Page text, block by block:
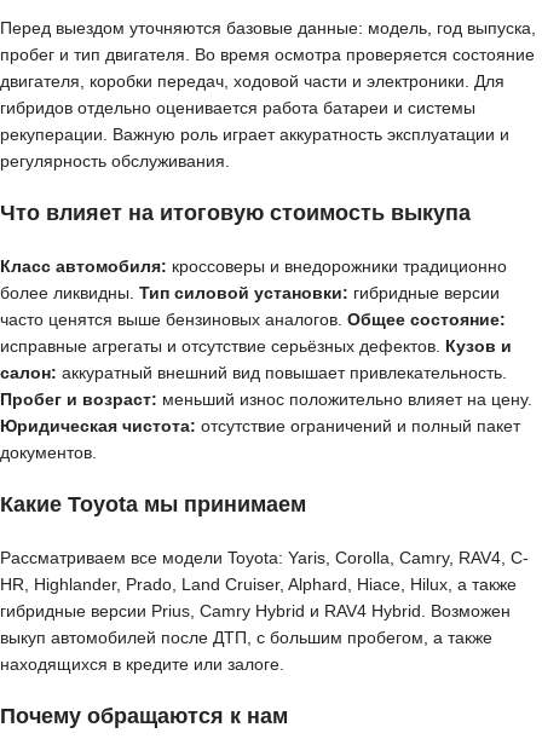
Перед выездом уточняются базовые данные: модель, год выпуска,
пробег и тип двигателя. Во время осмотра проверяется состояние
двигателя, коробки передач, ходовой части и электроники. Для
гибридов отдельно оценивается работа батареи и системы
рекуперации. Важную роль играет аккуратность эксплуатации и
регулярность обслуживания.
Что влияет на итоговую стоимость выкупа
Класс автомобиля: кроссоверы и внедорожники традиционно
более ликвидны. Тип силовой установки: гибридные версии
часто ценятся выше бензиновых аналогов. Общее состояние:
исправные агрегаты и отсутствие серьёзных дефектов. Кузов и
салон: аккуратный внешний вид повышает привлекательность.
Пробег и возраст: меньший износ положительно влияет на цену.
Юридическая чистота: отсутствие ограничений и полный пакет
документов.
Какие Toyota мы принимаем
Рассматриваем все модели Toyota: Yaris, Corolla, Camry, RAV4, C-
HR, Highlander, Prado, Land Cruiser, Alphard, Hiace, Hilux, а также
гибридные версии Prius, Camry Hybrid и RAV4 Hybrid. Возможен
выкуп автомобилей после ДТП, с большим пробегом, а также
находящихся в кредите или залоге.
Почему обращаются к нам